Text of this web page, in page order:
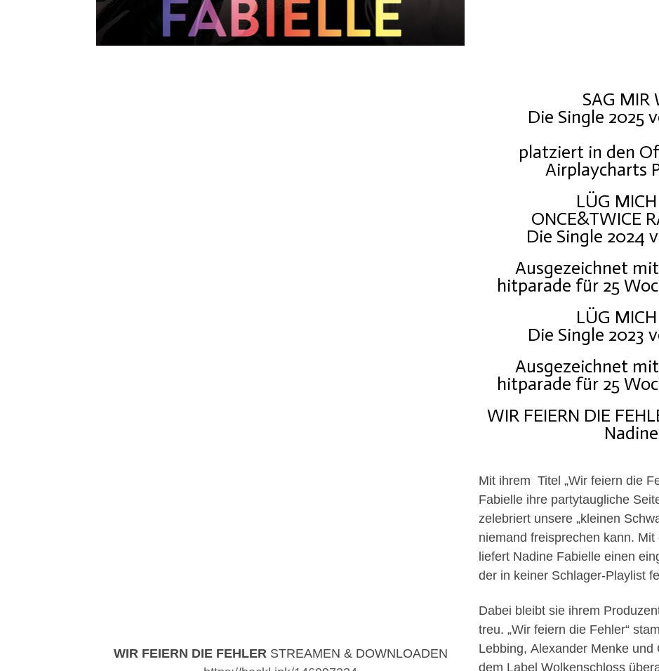
SAG MIR
Die Single 2025
platziert in den
Airplaycharts
LÜG
ONCE&TWICE
Die Single 2024
Ausgezeichnet
hitparade für 25
LÜG
Die Single 2023
Ausgezeichnet
hitparade für 25
WIR FEIERN DIE FEHLER STREAMEN & DOWNLOADEN
WIR FEIERN DIE
Mit ihrem Titel „Wir feiern die
Fabielle ihre partytaugliche
zelebriert unsere „kleinen
niemand freisprechen kann.
liefert Nadine Fabielle einen
der in keiner Schlager-Playlist
Dabei bleibt sie ihrem
treu. „Wir feiern die Fehler“
Lebbing, Alexander Menke
dem Label Wolkenschloss